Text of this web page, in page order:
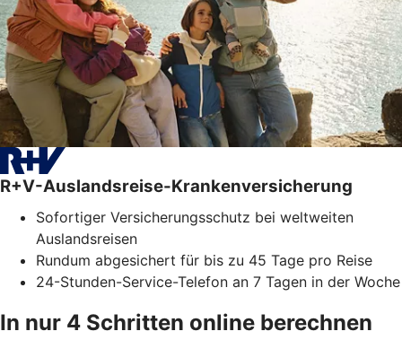
R+V-Auslandsreise-Krankenversicherung
Sofortiger Versicherungsschutz bei weltweiten
Auslandsreisen
Rundum abgesichert für bis zu 45 Tage pro Reise
24-Stunden-Service-Telefon an 7 Tagen in der Woche
In nur 4 Schritten online berechnen